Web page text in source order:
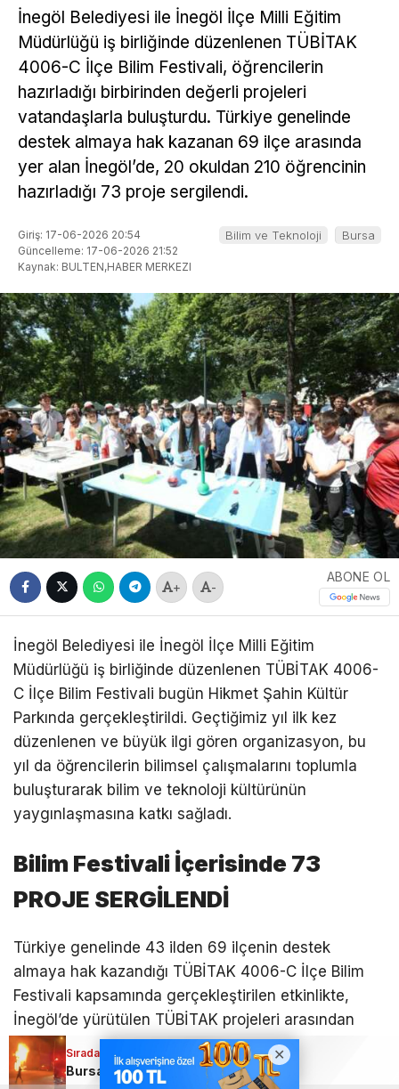
Sıradaki Haber
Cep telefonlarında yeni dönem! Değişiklik bugün yürürlüğe girdi
İnegöl Belediyesi ile İnegöl İlçe Milli Eğitim
Müdürlüğü iş birliğinde düzenlenen TÜBİTAK
4006-C İlçe Bilim Festivali, öğrencilerin
hazırladığı birbirinden değerli projeleri
vatandaşlarla buluşturdu. Türkiye genelinde
destek almaya hak kazanan 69 ilçe arasında
yer alan İnegöl’de, 20 okuldan 210 öğrencinin
hazırladığı 73 proje sergilendi.
Giriş: 17-06-2026 20:54
Güncelleme: 17-06-2026 21:52
Kaynak: BULTEN,HABER MERKEZI
Bilim ve Teknoloji Bursa
+ -
ABONE OL
İnegöl Belediyesi ile İnegöl İlçe Milli Eğitim
Müdürlüğü iş birliğinde düzenlenen TÜBİTAK 4006-
C İlçe Bilim Festivali bugün Hikmet Şahin Kültür
Parkında gerçekleştirildi. Geçtiğimiz yıl ilk kez
düzenlenen ve büyük ilgi gören organizasyon, bu
yıl da öğrencilerin bilimsel çalışmalarını toplumla
buluşturarak bilim ve teknoloji kültürünün
yaygınlaşmasına katkı sağladı.
Bilim Festivali İçerisinde 73
PROJE SERGİLENDİ
Türkiye genelinde 43 ilden 69 ilçenin destek
almaya hak kazandığı TÜBİTAK 4006-C İlçe Bilim
Festivali kapsamında gerçekleştirilen etkinlikte,
İnegöl’de yürütülen TÜBİTAK projeleri arasından
seçilen çalışmalar sergilendi. Ortaokul ve lise
kademesindeki 20 okuldan toplam 210 öğrencinin,
Sıradaki Haber
Bursa’da itfaiye erinin zor anları!